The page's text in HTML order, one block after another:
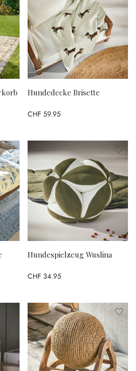
Hundedecke Brisette
CHF 59.95
Hundespielzeug Wuslina
CHF 34.95